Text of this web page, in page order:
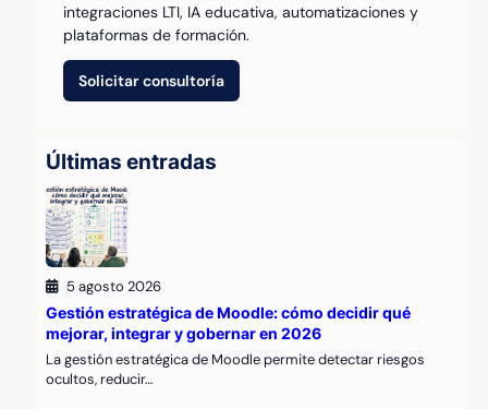
integraciones LTI, IA educativa, automatizaciones y
plataformas de formación.
Solicitar consultoría
Últimas entradas
5 agosto 2026
Gestión estratégica de Moodle: cómo decidir qué
mejorar, integrar y gobernar en 2026
La gestión estratégica de Moodle permite detectar riesgos
ocultos, reducir…